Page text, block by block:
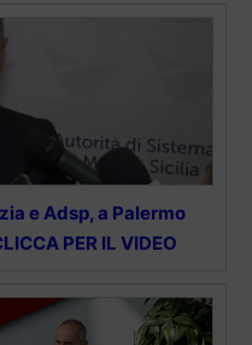
e Adsp, a Palermo
PER IL VIDEO